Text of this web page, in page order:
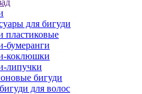
для бигуди
пластиковые
бумеранги
коклюшки
липучки
бигуди
для волос